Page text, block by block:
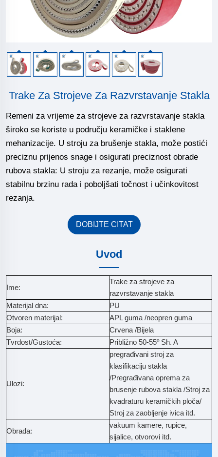
Trake Za Strojeve Za Razvrstavanje Stakla
Remeni za vrijeme za strojeve za razvrstavanje stakla
široko se koriste u području keramičke i staklene
mehanizacije. U stroju za brušenje stakla, može postići
preciznu prijenos snage i osigurati preciznost obrade
rubova stakla: U stroju za rezanje, može osigurati
stabilnu brzinu rada i poboljšati točnost i učinkovitost
rezanja.
DOBIJTE CITAT
Uvod
Ime:
Trake za strojeve za
razvrstavanje stakla
Materijal dna:
PU
Otvoren materijal:
APL guma /neopren guma
Boja:
Crvena /Bijela
Tvrdost/Gustoća:
Približno 50-55º Sh. A
Ulozi:
pregrađivani stroj za
klasifikaciju stakla
/Pregrađivana oprema za
brusenje rubova stakla /Stroj za
kvadraturu keramičkih ploča/
Stroj za zaobljenje ivica itd.
Obrada:
vakuum kamere, rupice,
sijalice, otvorovi itd.